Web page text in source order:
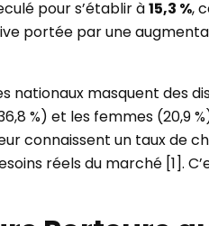
pour s’établir à15,3 %,
portée par une
nationaux masquent des
%) et les femmes
connaissent un taux de
réels du marché [1].